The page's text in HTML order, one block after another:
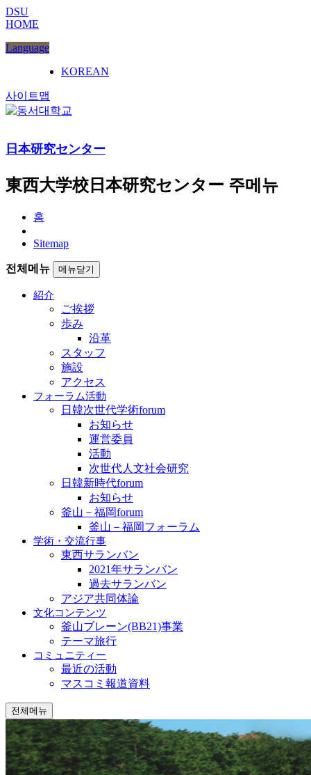
DSU
HOME
Language
KOREAN
사이트맵
日本研究センター
東西大学校日本研究センター 주메뉴
홈
Sitemap
전체메뉴 메뉴닫기
紹介
ご挨拶
歩み
沿革
スタッフ
施設
アクセス
フォーラム活動
日韓次世代学術forum
お知らせ
運営委員
活動
次世代人文社会研究
日韓新時代forum
お知らせ
釜山－福岡forum
釜山－福岡フォーラム
学術・交流行事
東西サランバン
2021年サランバン
過去サランバン
アジア共同体論
文化コンテンツ
釜山ブレーン(BB21)事業
テーマ旅行
コミュニティー
最近の活動
マスコミ報道資料
전체메뉴